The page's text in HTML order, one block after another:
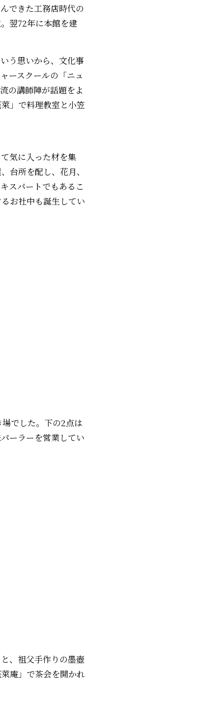
できた工務店時代の
翌72年に本館を建
う思いから、文化事
ースクールの「ニュ
の講師陣が話題をよ
」で料理教室と小笠
気に入った材を集
台所を配し、花月、
スパートでもあるこ
お社中も誕生してい
でした。下の2点は
ーラーを営業してい
、祖父手作りの墨壺
庵」で茶会を開かれ